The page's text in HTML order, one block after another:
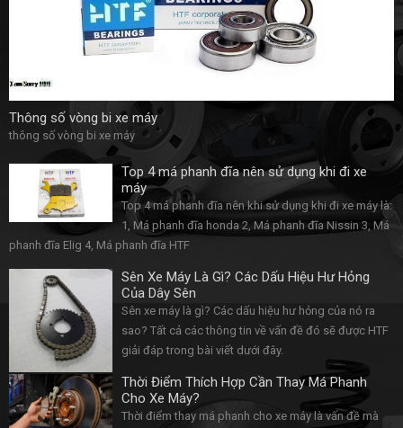
Thông số vòng bi xe máy
thông số vòng bi xe máy
Top 4 má phanh đĩa nên sử dụng khi đi xe
máy
Top 4 má phanh đĩa nên khi sử dụng khi đi xe máy là:
1, Má phanh đĩa honda 2, Má phanh đĩa Nissin 3, Má
phanh đĩa Elig 4, Má phanh đĩa HTF
Sên Xe Máy Là Gì? Các Dấu Hiệu Hư Hỏng
Của Dây Sên
Sên xe máy là gì? Các dấu hiệu hư hỏng của nó ra
sao? Tất cả các thông tin về vấn đề đó sẽ được HTF
giải đáp trong bài viết dưới đây.
Thời Điểm Thích Hợp Cần Thay Má Phanh
Cho Xe Máy?
Thời điểm thay má phanh cho xe máy là vấn đề mà